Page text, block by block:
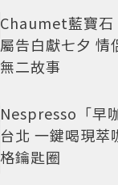
Chaumet藍寶石
屬告白獻七夕 情
無二故事
Nespresso「早
台北 一鍵喝現萃
格鑰匙圈